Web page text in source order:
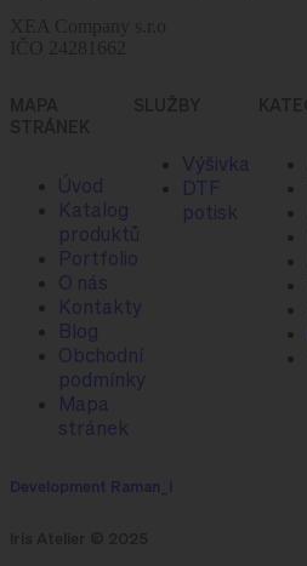
Úvod
Katalog
produktů
Portfolio
O nás
Kontakty
Blog
Obchodní
podmínky
Mapa
stránek
Výšivka
DTF
potisk
Development Raman_i